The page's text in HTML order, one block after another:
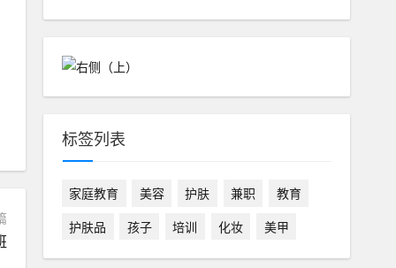
标签列表
家庭教育 美容 护肤 兼职
教育
护肤品
孩子 培训 化妆 美甲